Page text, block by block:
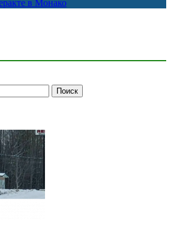
в Монако